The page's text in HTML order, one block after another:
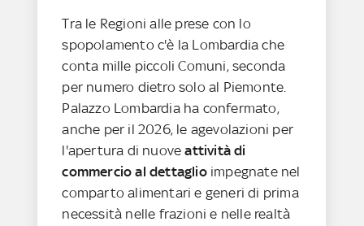
Tra le Regioni alle prese con lo
spopolamento c'è la Lombardia che
conta mille piccoli Comuni, seconda
per numero dietro solo al Piemonte.
Palazzo Lombardia ha confermato,
anche per il 2026, le agevolazioni per
l'apertura di nuoveattività di
commercio al dettaglioimpegnate nel
comparto alimentari e generi di prima
necessità nelle frazioni e nelle realtà